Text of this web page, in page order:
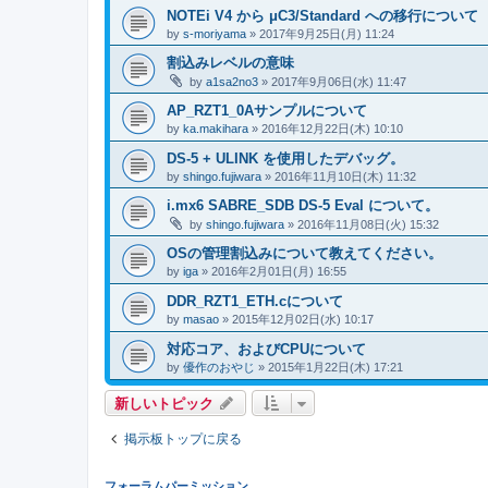
NOTEi V4 から μC3/Standard への移行について
by s-moriyama » 2017年9月25日(月) 11:24
割込みレベルの意味
by a1sa2no3 » 2017年9月06日(水) 11:47
AP_RZT1_0Aサンプルについて
by ka.makihara » 2016年12月22日(木) 10:10
DS-5 + ULINK を使用したデバッグ。
by shingo.fujiwara » 2016年11月10日(木) 11:32
i.mx6 SABRE_SDB DS-5 Eval について。
by shingo.fujiwara » 2016年11月08日(火) 15:32
OSの管理割込みについて教えてください。
by iga » 2016年2月01日(月) 16:55
DDR_RZT1_ETH.cについて
by masao » 2015年12月02日(水) 10:17
対応コア、およびCPUについて
by 優作のおやじ » 2015年1月22日(木) 17:21
新しいトピック
掲示板トップに戻る
フォーラムパーミッション